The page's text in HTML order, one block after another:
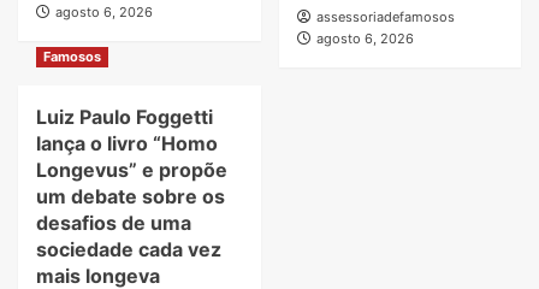
agosto 6, 2026
assessoriadefamosos
agosto 6, 2026
Famosos
Luiz Paulo Foggetti
lança o livro “Homo
Longevus” e propõe
um debate sobre os
desafios de uma
sociedade cada vez
mais longeva